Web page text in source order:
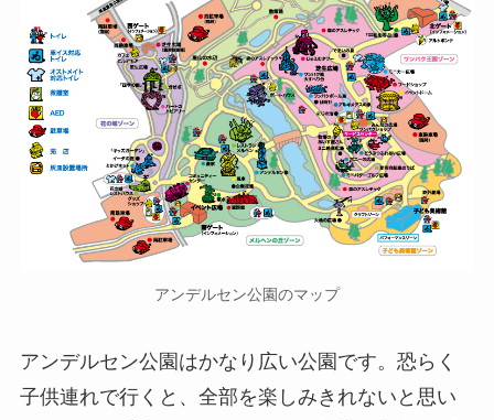
アンデルセン公園のマップ
アンデルセン公園はかなり広い公園です。恐らく
子供連れで行くと、全部を楽しみきれないと思い